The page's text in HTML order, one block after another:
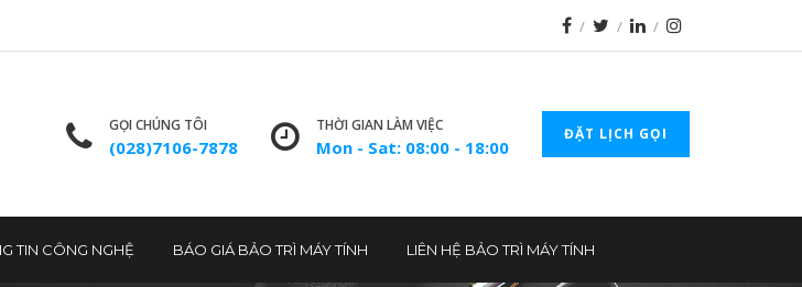
GỌI CHÚNG TÔI
(028)7106-7878
THỜI GIAN LÀM VIỆC
Mon - Sat: 08:00 - 18:00
ĐẶT LỊCH GỌI
TIN CÔNG NGHỆ BÁO GIÁ BẢO TRÌ MÁY TÍNH LIÊN HỆ BẢO TRÌ MÁY TÍNH